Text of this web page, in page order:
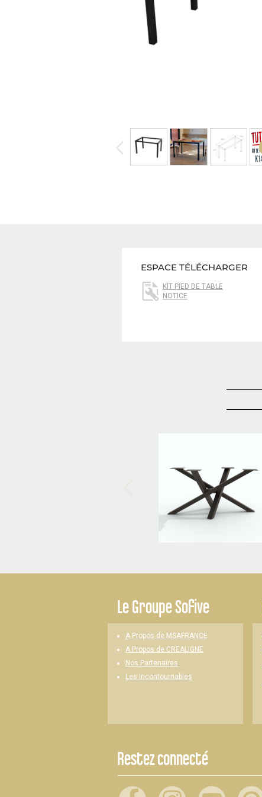
ESPACE TÉLÉCHARGER
KIT PIED DE TABLE
NOTICE
LeGroupe Sofive
A Propos de MSAFRANCE
A Propos de CREALIGNE
Nos Partenaires
Les Incontournables
Restez connecté